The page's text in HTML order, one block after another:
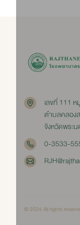
เลขที่ 111 ห
ตำบลคลอง
จังหวัดพระ
0-3533-
© 2024 All rights